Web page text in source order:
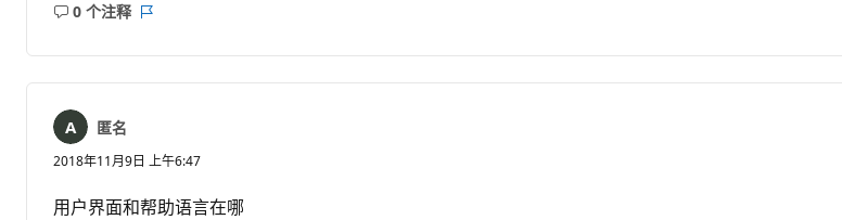
0 个注释
无
匿名
2018年11月9日 上午6:47
用户界面和帮助语言在哪